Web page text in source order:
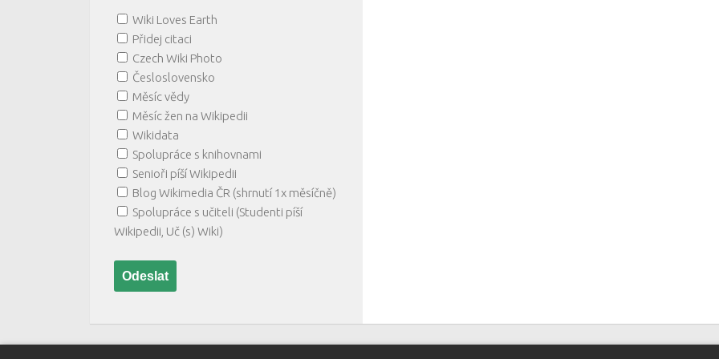
Wiki Loves Earth
Přidej citaci
Czech Wiki Photo
Česloslovensko
Měsíc vědy
Měsíc žen na Wikipedii
Wikidata
Spolupráce s knihovnami
Senioři píší Wikipedii
Blog Wikimedia ČR (shrnutí 1x měsíčně)
Spolupráce s učiteli (Studenti píší
Wikipedii, Uč (s) Wiki)